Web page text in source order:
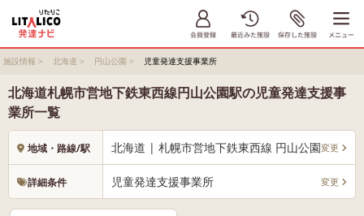
施設情報 > 北海道 > 円山公園 > 児童発達支援事業所
北海道札幌市営地下鉄東西線円山公園駅の児童発達支援事
業所一覧
地域・路線/駅 北海道 | 札幌市営地下鉄東西線 円山公園変更
詳細条件 児童発達支援事業所 変更